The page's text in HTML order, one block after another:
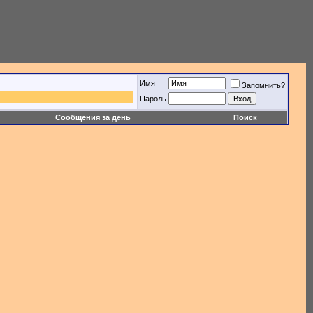
Имя
Запомнить?
Пароль
Сообщения за день Поиск